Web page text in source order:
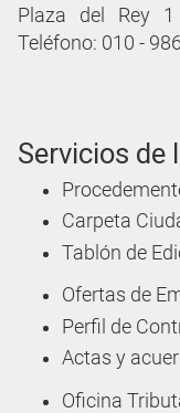
Plaza del Rey
Teléfono: 010 -
Servicios de
Carpeta
Tablón de
Ofertas de
Perfil de
Actas y
Oficina